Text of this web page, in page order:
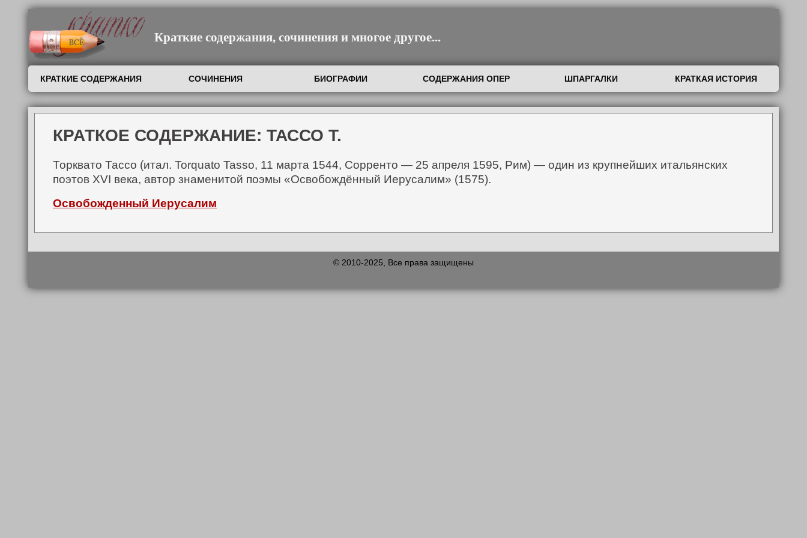
Краткие содержания, сочинения и многое другое...
КРАТКИЕ СОДЕРЖАНИЯ СОЧИНЕНИЯ БИОГРАФИИ СОДЕРЖАНИЯ ОПЕР ШПАРГАЛКИ КРАТКАЯ ИСТОРИЯ
КРАТКОЕ СОДЕРЖАНИЕ: ТАССО Т.
Торквато Тассо (итал. Torquato Tasso, 11 марта 1544, Сорренто — 25 апреля 1595, Рим) — один из крупнейших итальянских
поэтов XVI века, автор знаменитой поэмы «Освобождённый Иерусалим» (1575).
Освобожденный Иерусалим
© 2010-2025, Все права защищены